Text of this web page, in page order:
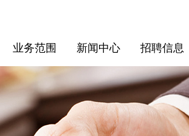
业务范围 新闻中心 招聘信息